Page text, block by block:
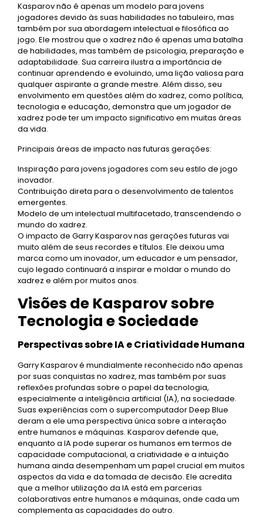
Kasparov não é apenas um modelo para jovens
jogadores devido às suas habilidades no tabuleiro, mas
também por sua abordagem intelectual e filosófica ao
jogo. Ele mostrou que o xadrez não é apenas uma batalha
de habilidades, mas também de psicologia, preparação e
adaptabilidade. Sua carreira ilustra a importância de
continuar aprendendo e evoluindo, uma lição valiosa para
qualquer aspirante a grande mestre. Além disso, seu
envolvimento em questões além do xadrez, como política,
tecnologia e educação, demonstra que um jogador de
xadrez pode ter um impacto significativo em muitas áreas
da vida.
Principais áreas de impacto nas futuras gerações:
Inspiração para jovens jogadores com seu estilo de jogo
inovador.
Contribuição direta para o desenvolvimento de talentos
emergentes.
Modelo de um intelectual multifacetado, transcendendo o
mundo do xadrez.
O impacto de Garry Kasparov nas gerações futuras vai
muito além de seus recordes e títulos. Ele deixou uma
marca como um inovador, um educador e um pensador,
cujo legado continuará a inspirar e moldar o mundo do
xadrez e além por muitos anos.
Visões de Kasparov sobre
Tecnologia e Sociedade
Perspectivas sobre IA e Criatividade Humana
Garry Kasparov é mundialmente reconhecido não apenas
por suas conquistas no xadrez, mas também por suas
reflexões profundas sobre o papel da tecnologia,
especialmente a inteligência artificial (IA), na sociedade.
Suas experiências com o supercomputador Deep Blue
deram a ele uma perspectiva única sobre a interação
entre humanos e máquinas. Kasparov defende que,
enquanto a IA pode superar os humanos em termos de
capacidade computacional, a criatividade e a intuição
humana ainda desempenham um papel crucial em muitos
aspectos da vida e da tomada de decisão. Ele acredita
que a melhor utilização da IA está em parcerias
colaborativas entre humanos e máquinas, onde cada um
complementa as capacidades do outro.